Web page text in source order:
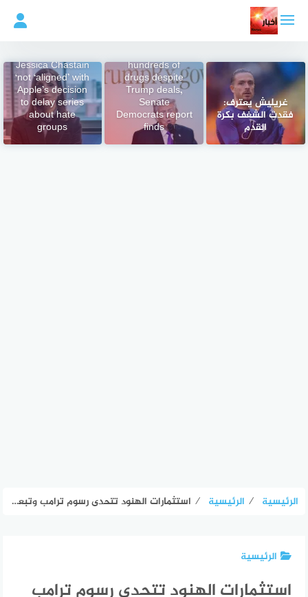
المحتوى
غريليش يعترف:
فقدت الشغف بكرة
القدم
hundreds of
drugs despite
Trump deals,
Senate
Democrats report
finds
Jessica Chastain
‘not ‘aligned’ with
Apple’s decision
to delay series
about hate
groups
الرئيسية ⁄ الرئيسية ⁄ استثمارات الهنود تتحدى رسوم ترامب وتبعث الثقة في بورصة بومباي
الرئيسية
استثمارات الهنود تتحدى رسوم ترامب